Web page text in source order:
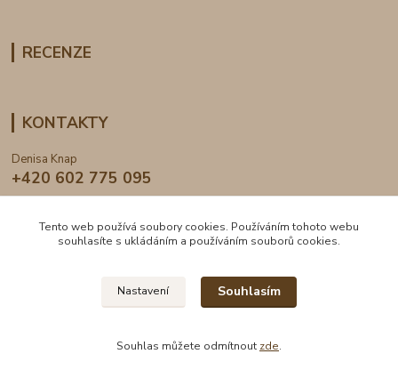
RECENZE
KONTAKTY
Denisa Knap
+420 602 775 095
2024 © DogDen.cz, všechna práva vyhrazena
Tento web používá soubory cookies. Používáním tohoto webu
souhlasíte s ukládáním a používáním souborů cookies.
Nastavení Souhlasím
Souhlas můžete odmítnout zde.